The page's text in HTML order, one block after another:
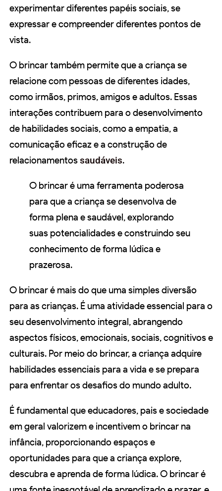
experimentar diferentes papéis sociais, se
expressar e compreender diferentes pontos de
vista.
O brincar também permite que a criança se
relacione com pessoas de diferentes idades,
como irmãos, primos, amigos e adultos. Essas
interações contribuem para o desenvolvimento
de habilidades sociais, como a empatia, a
comunicação eficaz e a construção de
relacionamentossaudáveis.
O brincar é uma ferramenta poderosa
para que a criança se desenvolva de
forma plena e saudável, explorando
suas potencialidades e construindo seu
conhecimento de forma lúdica e
prazerosa.
O brincar é mais do que uma simples diversão
para as crianças. É uma atividade essencial para o
seu desenvolvimento integral, abrangendo
aspectos físicos, emocionais, sociais, cognitivos e
culturais. Por meio do brincar, a criança adquire
habilidades essenciais para a vida e se prepara
para enfrentar os desafios do mundo adulto.
É fundamental que educadores, pais e sociedade
em geral valorizem e incentivem o brincar na
infância, proporcionando espaços e
oportunidades para que a criança explore,
descubra e aprenda de forma lúdica. O brincar é